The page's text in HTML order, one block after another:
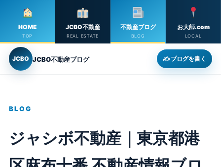
HOME
TOP
JCBO不動産
REAL ESTATE
不動産ブログ
BLOG
お大師.com
LOCAL
JCBO JCBO不動産ブログ ✍ ブログを書く
BLOG
ジャシボ不動産｜東京都港